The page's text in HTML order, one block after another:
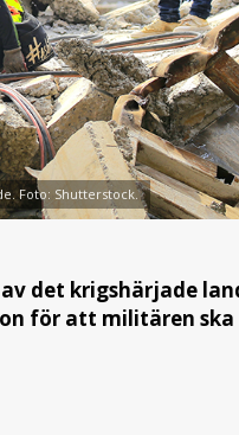
Foto: Shutterstock.
det krigshärjade
för att militären